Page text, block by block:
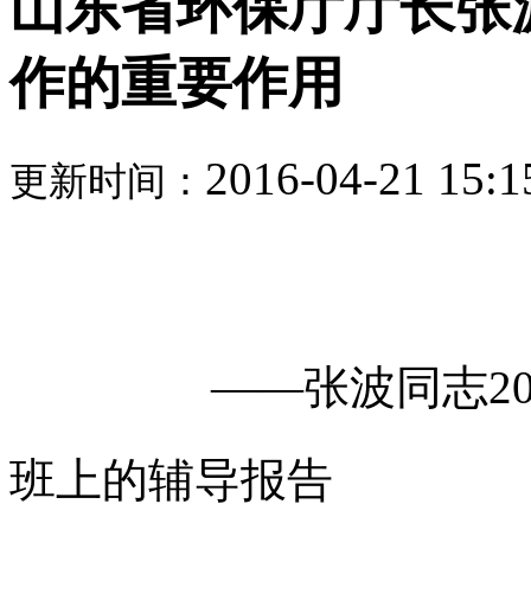
作的重要作用
更新时间： 2016-04-21
——张波同志
班上的辅导报告